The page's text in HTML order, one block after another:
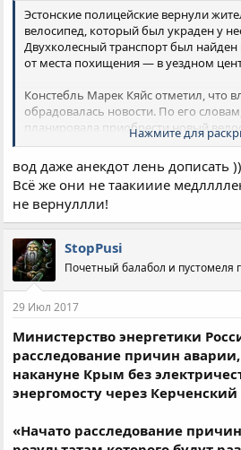
http://www.rbc.ru/
79472c683b7acd?from=main
Эстонские полицейские вернули
велосипед, который был украден у
Двухколесный транспорт был
от места похищения — в уездном
Констебль Марек Кяйс отметил, что
обрадовалась новости. По его
планировала приобрести новый
момента кражи.
«Они даже пошутили, что, может, нет
новый: вдруг вернут старый», —
« Лента.ру».
Нажмите для
вод даже анекдот лень дописать
Всё же они не таакииие
не вернуллли!
StopPusi
Почетный балабол и пустомеля
29 Июл 2017
Министерство энергетики
расследование причин
накануне Крым без
энергомосту через
«Начато расследование